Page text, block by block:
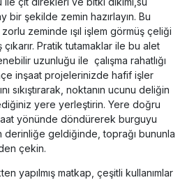
bir şekilde zemin hazırlayın. Bu
zeminde ışıl işlem görmüş çeliği
Pratik tutamaklar ile bu alet
uzunluğu ile çalışma rahatlığı
inşaat projelerinizde hafif işler
sıkıştırarak, noktanın ucunu deliğin
yere yerleştirin. Yere doğru
yönünde döndürerek burguyu
derinliğe geldiğinde, toprağı bununla
çekin.
yapılmış matkap, çeşitli kullanımlar